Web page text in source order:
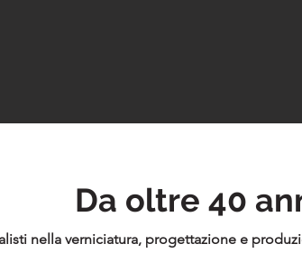
Da oltre 40
nella verniciatura, progettazione e